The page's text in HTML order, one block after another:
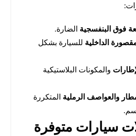
فوق البنفسجية الضارة.
الداخلية للسيارة بشكل
والمكونات البلاستيكية
والعواصف الرملية المتكررة
سيارات متوفرة